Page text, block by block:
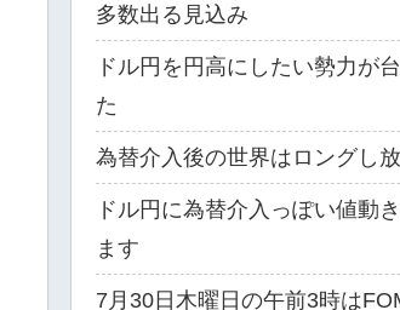
多数出る見込み
ドル円を円高にしたい勢力が
た
為替介入後の世界はロングし
ドル円に為替介入っぽい値動
ます
7月30日木曜日の午前3時は